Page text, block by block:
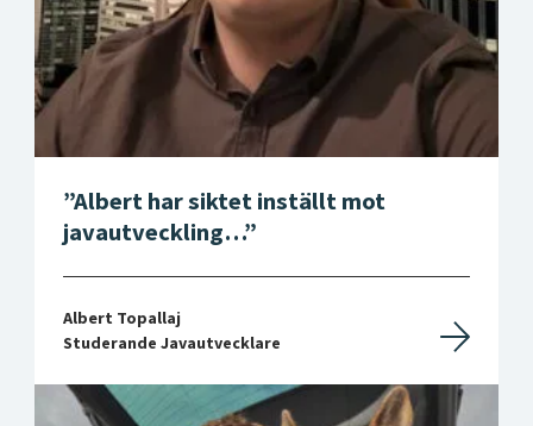
Albert har siktet inställt mot
javautveckling…
Albert Topallaj
Studerande Javautvecklare